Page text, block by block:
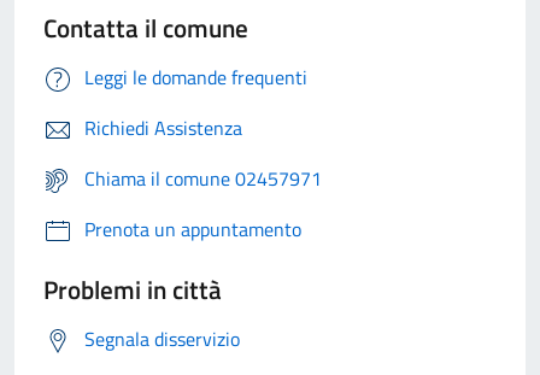
Contatta il comune
Leggi le domande frequenti
Richiedi Assistenza
Chiama il comune 02457971
Prenota un appuntamento
Problemi in città
Segnala disservizio